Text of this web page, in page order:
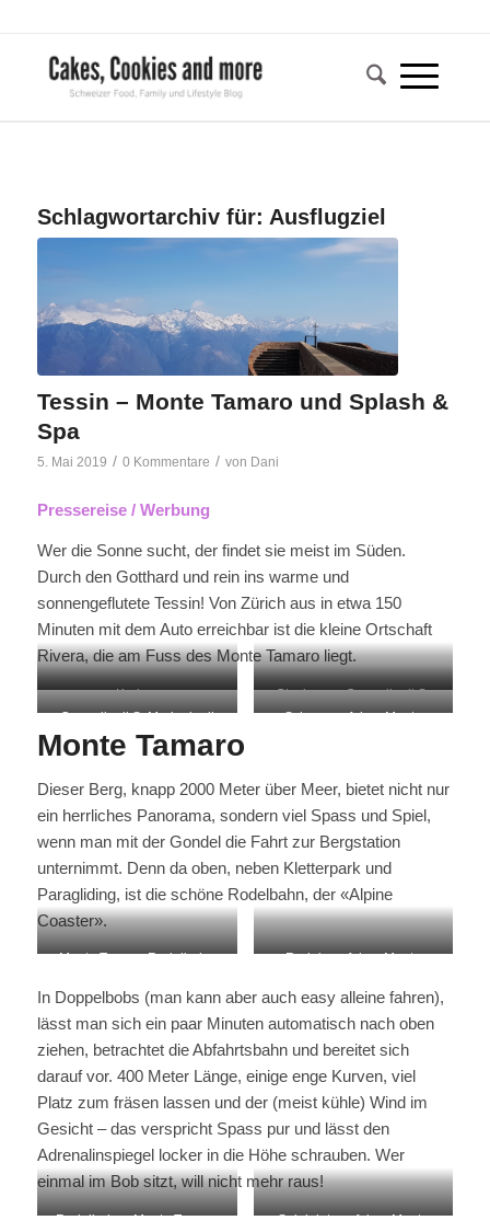
Schlagwortarchiv für: Ausflugziel
Tessin – Monte Tamaro und Splash &
Spa
5. Mai 2019 / 0 Kommentare / von Dani
Pressereise / Werbung
Wer die Sonne sucht, der findet sie meist im Süden.
Durch den Gotthard und rein ins warme und
sonnengeflutete Tessin! Von Zürich aus in etwa 150
Minuten mit dem Auto erreichbar ist die kleine Ortschaft
Rivera, die am Fuss des Monte Tamaro liegt.
Krokus
Glocke von Cappella di S.
Cappella di S. Maria degli
Angeli
Schnee auf dem Monte
Monte Tamaro
Dieser Berg, knapp 2000 Meter über Meer, bietet nicht nur
ein herrliches Panorama, sondern viel Spass und Spiel,
wenn man mit der Gondel die Fahrt zur Bergstation
unternimmt. Denn da oben, neben Kletterpark und
Paragliding, ist die schöne Rodelbahn, der «Alpine
Coaster».
Monte Tamaro Rodelbahn
Rodeln auf dem Monte
In Doppelbobs (man kann aber auch easy alleine fahren),
lässt man sich ein paar Minuten automatisch nach oben
ziehen, betrachtet die Abfahrtsbahn und bereitet sich
darauf vor. 400 Meter Länge, einige enge Kurven, viel
Platz zum fräsen lassen und der (meist kühle) Wind im
Gesicht – das verspricht Spass pur und lässt den
Adrenalinspiegel locker in die Höhe schrauben. Wer
einmal im Bob sitzt, will nicht mehr raus!
Rodelbahen Monte Tamaro
Spielplatz auf dem Monte